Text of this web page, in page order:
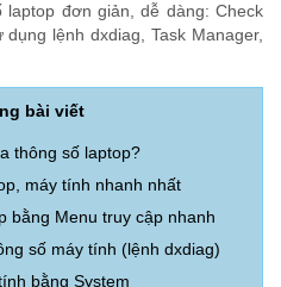
đơn giản, dễ dàng: Check
lệnh dxdiag, Task Manager,
bài viết
thông số laptop?
máy tính nhanh nhất
bằng Menu truy cập nhanh
số máy tính (lệnh dxdiag)
bằng System